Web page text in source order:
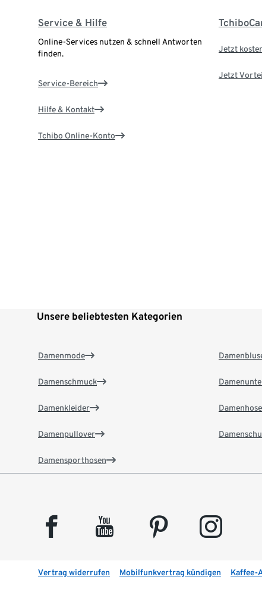
Service & Hilfe
Online-Services nutzen & schnell Antworten
finden.
Service-Bereich
Hilfe & Kontakt
Tchibo Online-Konto
Jetzt
Jetzt
Unsere beliebtesten Kategorien
Damenmode
Damenschmuck
Damenkleider
Damenpullover
Damensporthosen
facebook youtube pinterest instagram
Vertrag widerrufen Mobilfunkvertrag kündigen Kaffee-